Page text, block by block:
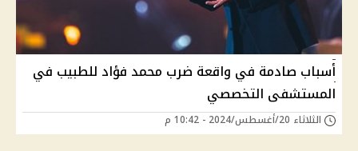
أسباب صادمة في واقعة ضرب محمد فؤاد للطبيب في
المستشفى التخصصي
الثلاثاء 20/أغسطس/2024 - 10:42 م